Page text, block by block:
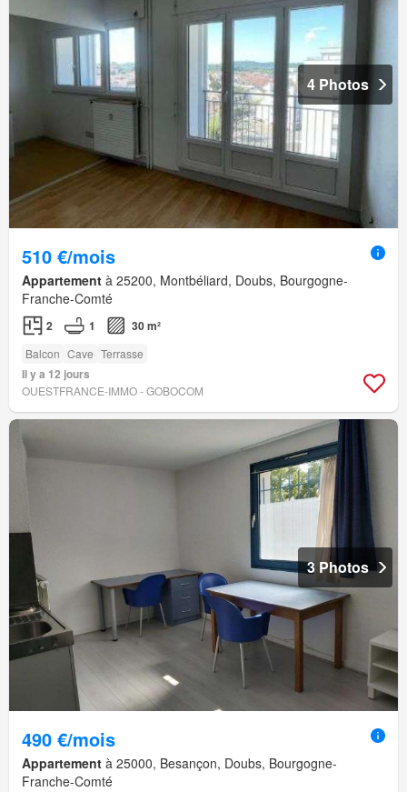
4 Photos
510 €/mois
Appartement à 25200, Montbéliard, Doubs, Bourgogne-
Franche-Comté
2 1 30 m²
Balcon Cave Terrasse
Il y a 12 jours
OUESTFRANCE-IMMO - GOBOCOM
3 Photos
490 €/mois
Appartement à 25000, Besançon, Doubs, Bourgogne-
Franche-Comté